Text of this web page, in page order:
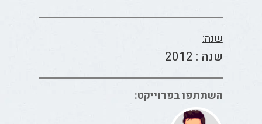
שנה:
שנה : 2012
השתתפו בפרוייקט: